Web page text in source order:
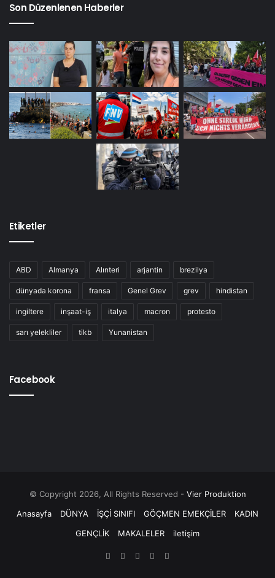
Son Düzenlenen Haberler
Etiketler
ABD Almanya Alınteri arjantin brezilya
dünyada korona fransa Genel Grev grev hindistan
ingiltere inşaat-iş italya macron protesto
sarı yelekliler tikb Yunanistan
Facebook
© Copyright 2026, All Rights Reserved - Vier Produktion
Anasayfa
DÜNYA İŞÇİ SINIFI GÖÇMEN EMEKÇİLER
KADIN
GENÇLİK
MAKALELER iletişim